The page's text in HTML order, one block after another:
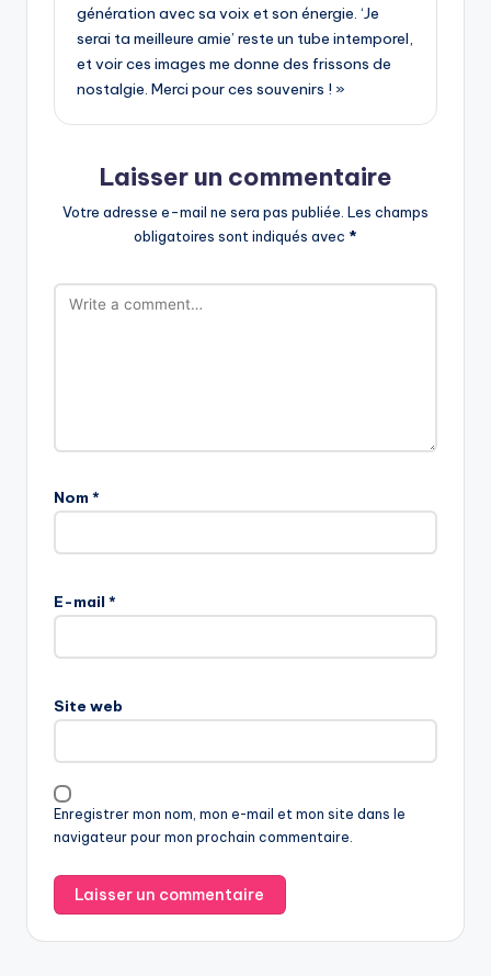
génération avec sa voix et son énergie. ‘Je
serai ta meilleure amie’ reste un tube intemporel,
et voir ces images me donne des frissons de
nostalgie. Merci pour ces souvenirs ! »
Laisser un commentaire
Votre adresse e-mail ne sera pas publiée. Les champs
obligatoires sont indiqués avec *
Nom *
E-mail *
Site web
Enregistrer mon nom, mon e-mail et mon site dans le
navigateur pour mon prochain commentaire.